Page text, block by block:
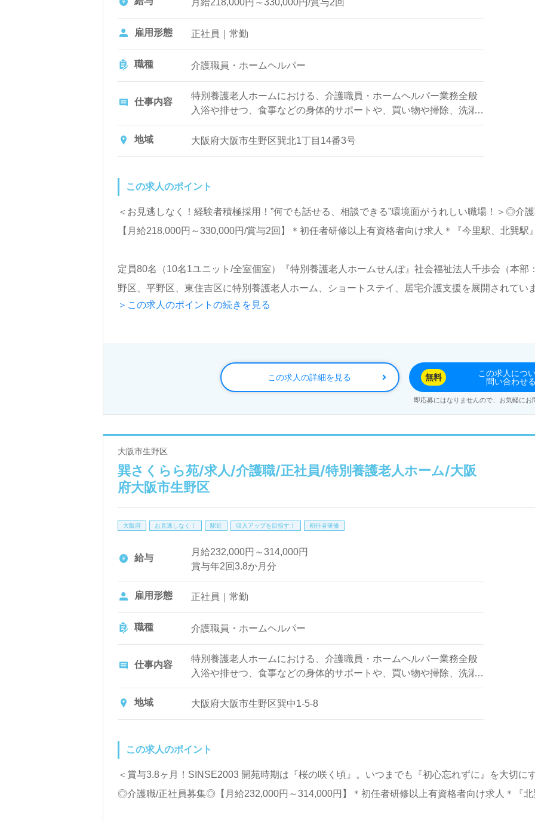
雇用形態 正社員｜常勤
職種 介護職員・ホームヘルパー
仕事内容
特別養護老人ホームにおける、介護職員・ホームヘルパー業務全般
入浴や排せつ、食事などの身体的サポートや、買い物や掃除、洗濯
など日常生活のサポートなど
地域
大阪府大阪市生野区巽北1丁目14番3号
この求人のポイント
＜お見逃しなく！経験者積極採用！”何でも話せる、相談できる”環境面がうれしい職場！＞◎介
【月給218,000円～330,000円/賞与2回】＊初任者研修以上有資格者向け求人＊『今里駅、北巽駅
定員80名（10名1ユニット/全室個室）『特別養護老人ホームせんぽ』社会福祉法人千歩会（本部
野区、平野区、東住吉区に特別養護老人ホーム、ショートステイ、居宅介護支援を展開されてい
ちを伝えやすい環境面、職員様同士の協力体制も嬉しいポイント！『ご利用者様のお役に立ちた
がいを感じながら仕事をしたい』『転職で施設形態や環境を変えて働きたい』等の方も大歓迎で
ご利用いただけます。＜非公開求人も取扱いあり！＞"転職支援"のプロと一緒に転職活動！お問
＞この求人のポイントの続きを見る
この求人の詳細を見る 無料
この求人につ
問い合わせる
即応募にはなりませんので、お気軽にお
大阪市生野区
巽さくらら苑/求人/介護職/正社員/特別養護老人ホーム/大阪
府大阪市生野区
大阪府 お見逃しなく！ 駅近 収入アップを目指す！ 初任者研修
給与
月給232,000円～314,000円
賞与年2回3.8か月分
雇用形態 正社員｜常勤
職種 介護職員・ホームヘルパー
仕事内容
特別養護老人ホームにおける、介護職員・ホームヘルパー業務全般
入浴や排せつ、食事などの身体的サポートや、買い物や掃除、洗濯
など日常生活のサポートなど
地域
大阪府大阪市生野区巽中1-5-8
この求人のポイント
＜賞与3.8ヶ月！SINSE2003 開苑時期は『桜の咲く頃』。いつまでも『初心忘れずに』を大切に
◎介護職/正社員募集◎【月給232,000円～314,000円】＊初任者研修以上有資格者向け求人＊『北